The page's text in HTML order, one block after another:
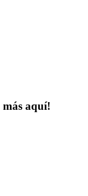
más aquí!